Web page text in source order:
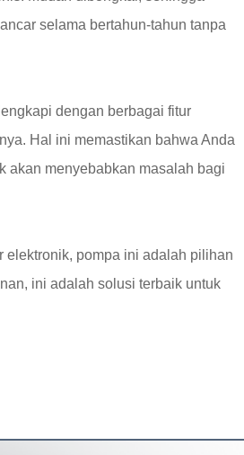
selama bertahun-tahun tanpa
dengan berbagai fitur
Hal ini memastikan bahwa Anda
akan menyebabkan masalah bagi
elektronik, pompa ini adalah pilihan
ini adalah solusi terbaik untuk